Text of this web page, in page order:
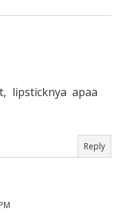
lipsticknya apaa
Reply